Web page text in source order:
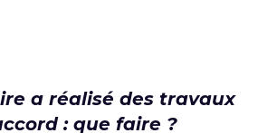
a réalisé des travaux
: que faire ?